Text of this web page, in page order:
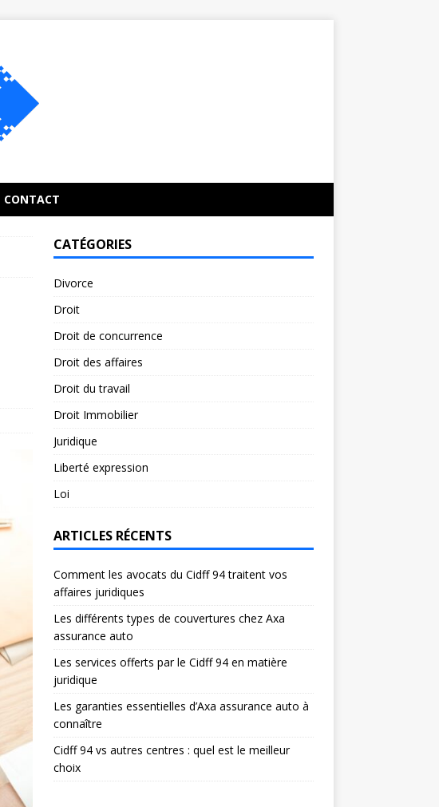
CONTACT
CATÉGORIES
Divorce
Droit
Droit de concurrence
Droit des affaires
Droit du travail
Droit Immobilier
Juridique
Liberté expression
Loi
ARTICLES RÉCENTS
Comment les avocats du Cidff 94 traitent vos
affaires juridiques
Les différents types de couvertures chez Axa
assurance auto
Les services offerts par le Cidff 94 en matière
juridique
Les garanties essentielles d’Axa assurance auto à
connaître
Cidff 94 vs autres centres : quel est le meilleur
choix